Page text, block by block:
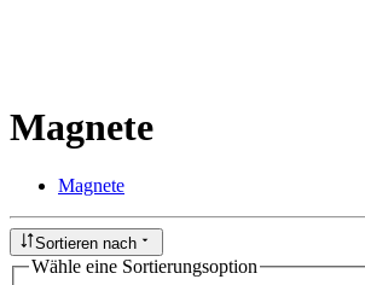
Magnete
Magnete
Sortieren nach
Wähle eine Sortierungsoption